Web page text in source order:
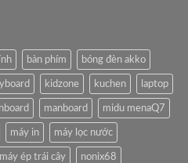
bàn phím bóng đèn akko
kidzone kuchen laptop
manboard midu menaQ7
máy in máy lọc nước
máy ép trái cây nonix68